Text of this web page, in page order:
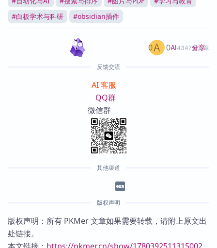
#白板学术与科研 #obsidian插件
AI4347篇文章
0 0 分享
反馈交流
AI 客服
QQ群
微信群
其他渠道
版权声明
版权声明：所有 PKMer 文章如果需要转载，请附上原文出
处链接。